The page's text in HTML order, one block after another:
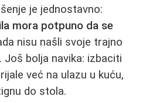
je jednostavno:
mora potpuno da se
nisu našli svoje trajno
bolja navika: izbaciti
već na ulazu u kuću,
do stola.